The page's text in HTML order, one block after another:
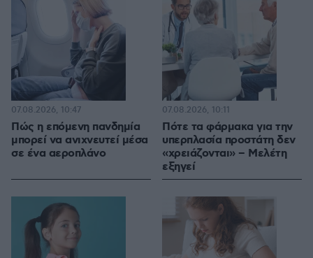
Πώς η επόμενη πανδημία
μπορεί να ανιχνευτεί μέσα
σε ένα αεροπλάνο
07.08.2026, 10:47
Πότε τα φάρμακα για την
υπερπλασία προστάτη δεν
«χρειάζονται» – Μελέτη
εξηγεί
07.08.2026, 10:11